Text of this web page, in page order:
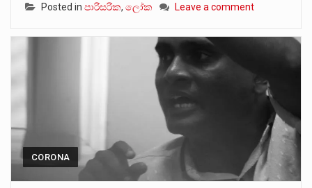
Posted in පාරිසරික, ලෝක Leave a comment
CORONA